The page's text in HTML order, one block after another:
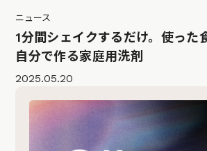
ニュース
1分間シェイクするだけ。使った
自分で作る家庭用洗剤
2025.05.20